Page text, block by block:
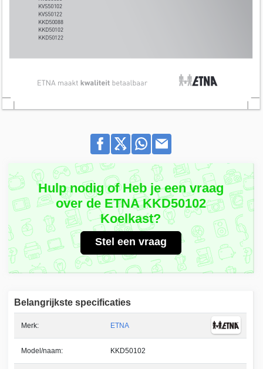
Hulp nodig of Heb je een vraag
over de ETNA KKD50102
Koelkast?
Stel een vraag
Belangrijkste specificaties
Merk: ETNA
Model/naam: KKD50102